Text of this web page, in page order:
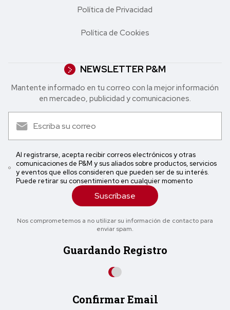
Política de Privacidad
Política de Cookies
NEWSLETTER P&M
Mantente informado en tu correo con la mejor in formación
en mercadeo, publicidad y comunicaciones.
Al registrarse, acepta recibir correos electrónicos y otras
comunicaciones de P&M y sus aliados sobre productos, servicios
y eventos que ellos consideren que pueden ser de su interés.
Puede retirar su consentimiento en cualquier momento
Suscríbase
Nos comprometemos a no utilizar su información de contacto para
enviar spam.
Guardando Registro
Confirmar Email